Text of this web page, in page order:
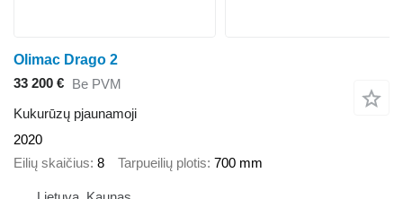
Olimac Drago 2
33 200 € Be PVM
Kukurūzų pjaunamoji
2020
Eilių skaičius 8 Tarpueilių plotis 700 mm